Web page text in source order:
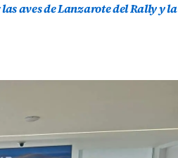
aves de Lanzarote del Rally y la